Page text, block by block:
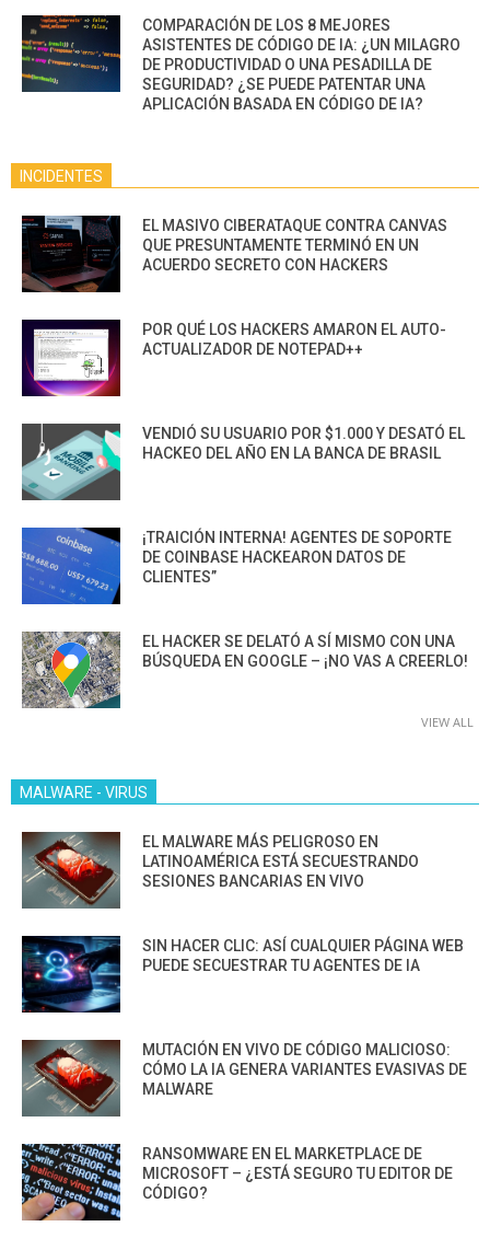
COMPARACIÓN DE LOS 8 MEJORES
ASISTENTES DE CÓDIGO DE IA: ¿UN MILAGRO
DE PRODUCTIVIDAD O UNA PESADILLA DE
SEGURIDAD? ¿SE PUEDE PATENTAR UNA
APLICACIÓN BASADA EN CÓDIGO DE IA?
INCIDENTES
EL MASIVO CIBERATAQUE CONTRA CANVAS
QUE PRESUNTAMENTE TERMINÓ EN UN
ACUERDO SECRETO CON HACKERS
POR QUÉ LOS HACKERS AMARON EL AUTO-
ACTUALIZADOR DE NOTEPAD++
VENDIÓ SU USUARIO POR $1.000 Y DESATÓ EL
HACKEO DEL AÑO EN LA BANCA DE BRASIL
¡TRAICIÓN INTERNA! AGENTES DE SOPORTE
DE COINBASE HACKEARON DATOS DE
CLIENTES”
EL HACKER SE DELATÓ A SÍ MISMO CON UNA
BÚSQUEDA EN GOOGLE – ¡NO VAS A CREERLO!
VIEW ALL
MALWARE - VIRUS
EL MALWARE MÁS PELIGROSO EN
LATINOAMÉRICA ESTÁ SECUESTRANDO
SESIONES BANCARIAS EN VIVO
SIN HACER CLIC: ASÍ CUALQUIER PÁGINA WEB
PUEDE SECUESTRAR TU AGENTES DE IA
MUTACIÓN EN VIVO DE CÓDIGO MALICIOSO:
CÓMO LA IA GENERA VARIANTES EVASIVAS DE
MALWARE
RANSOMWARE EN EL MARKETPLACE DE
MICROSOFT – ¿ESTÁ SEGURO TU EDITOR DE
CÓDIGO?